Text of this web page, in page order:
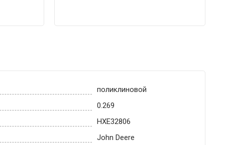
поликлиновой
0.269
HXE32806
John Deere